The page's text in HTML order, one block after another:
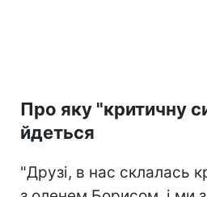
Про яку "критичну
йдеться
"Друзі, в нас склалась